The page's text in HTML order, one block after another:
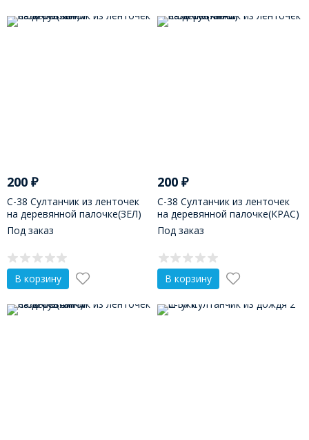
200 ₽
С-38 Султанчик из ленточек
на деревянной палочке(ЗЕЛ)
Под заказ
В корзину
200₽
С-38 Султанчик из ленточек
на деревянной палочке(КРАС)
Под заказ
В корзину